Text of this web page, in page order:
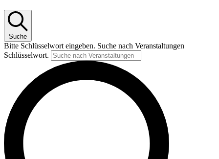
Suche
Bitte Schlüsselwort eingeben. Suche nach Veranstaltungen
Schlüsselwort.